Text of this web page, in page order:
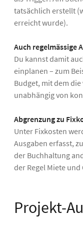
tatsächlich erstellt
erreicht wurde).
Auch regelmässige
Du kannst damit
einplanen – zum
Budget, mit dem
unabhängig von
Abgrenzung zu
Unter Fixkosten
Ausgaben erfasst,
der Buchhaltung
der Regel Miete und
Projekt-